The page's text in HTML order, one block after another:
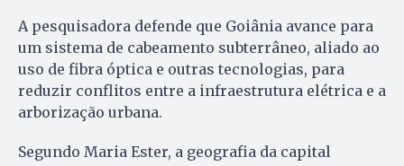
A pesquisadora defende que Goiânia avance para
um sistema de cabeamento subterrâneo, aliado ao
uso de fibra óptica e outras tecnologias, para
reduzir conflitos entre a infraestrutura elétrica e a
arborização urbana.
Segundo Maria Ester, a geografia da capital